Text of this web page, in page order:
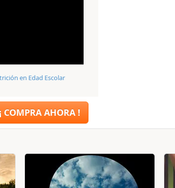
en Edad Escolar
¡ COMPRA AHORA !